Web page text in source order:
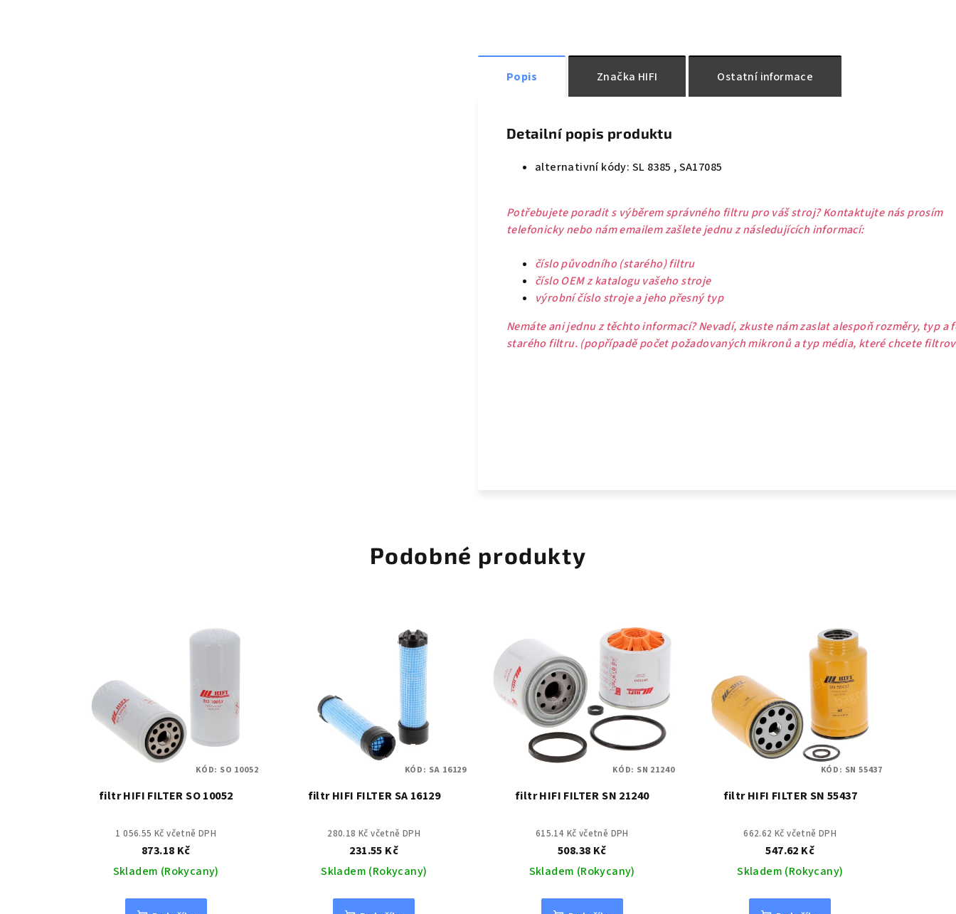
Popis Značka HIFI Ostatní informace
Detailní popis produktu
alternativní kódy: SL 8385 , SA17085
Potřebujete poradit s výběrem správného filtru pro váš stroj? Kontaktujte nás prosím
telefonicky nebo nám emailem zašlete jednu z následujících informací:
číslo původního (starého) filtru
číslo OEM z katalogu vašeho stroje
výrobní číslo stroje a jeho přesný typ
Nemáte ani jednu z těchto informací? Nevadí, zkuste nám zaslat alespoň rozměry, typ a
starého filtru. (popřípadě počet požadovaných mikronů a typ média, které chcete
Podobné produkty
filtr HIFI FILTER SO 10052
1 056.55 Kč včetně DPH
873.18 Kč
Skladem (Rokycany)
KÓD: SO 10052
filtr HIFI FILTER SA 16129
280.18 Kč včetně DPH
231.55 Kč
Skladem (Rokycany)
KÓD: SA 16129
filtr HIFI FILTER SN 21240
615.14 Kč včetně DPH
508.38 Kč
Skladem (Rokycany)
KÓD: SN 21240
filtr HIFI FILTER SN 55437
662.62 Kč včetně DPH
547.62 Kč
Skladem (Rokycany)
KÓD: SN 55437